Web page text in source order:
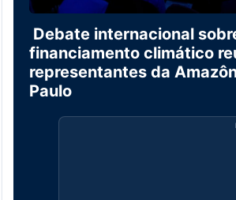
Debate internacional
financiamento climático
representantes da
Paulo